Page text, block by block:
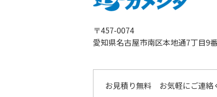
〒457-0074
愛知県名古屋市南区本地通7丁目9
お見積り無料 お気軽にご連絡